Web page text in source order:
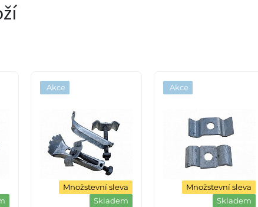
Akce
Skladem
Množstevní sleva
Akce
Skladem
Množstevní sleva